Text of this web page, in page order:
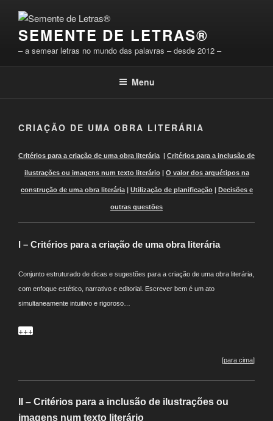
conteúdo
SEMENTE DE LETRAS®
– a semear letras no mundo das palavras – desde 2012 –
Menu
CRIAÇÃO DE UMA OBRA LITERÁRIA
Critérios para a criação de uma obra literária | Critérios para a inclusão de
ilustrações ou imagens num texto literário| O valor dos arquétipos na
construção de uma obra literária| Utilização de planificação| Decisões e
outras questões
I – Critérios para a criação de uma obra literária
Conjunto estruturado de dicas e sugestões para a criação de uma obra literária,
com enfoque estético, narrativo e editorial. Escrever bem é um ato
simultaneamente intuitivo e rigoroso…
+++
[para cima]
II – Critérios para a inclusão de ilustrações ou
imagens num texto literário